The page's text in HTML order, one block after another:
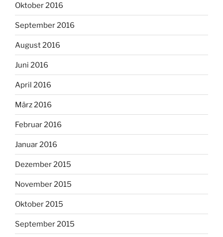
Oktober 2016
September 2016
August 2016
Juni 2016
April 2016
März 2016
Februar 2016
Januar 2016
Dezember 2015
November 2015
Oktober 2015
September 2015